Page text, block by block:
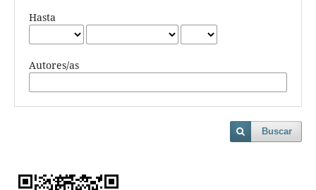
Hasta
Autores/as
Buscar